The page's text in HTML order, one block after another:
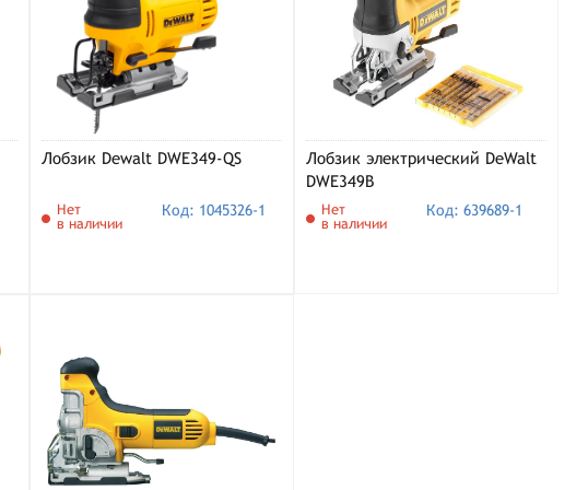
Лобзик Dewalt DWE349-QS
Нет
в наличии
Код: 1045326-1
Лобзик электрический DeWalt
DWE349B
Нет
в наличии
Код: 639689-1